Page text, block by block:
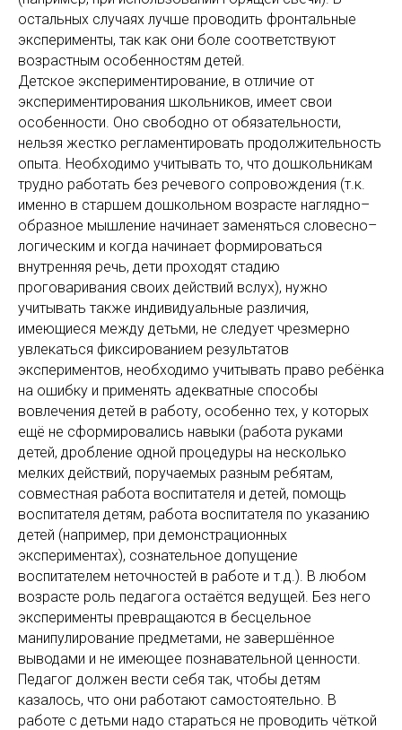
остальных случаях лучше проводить фронтальные
эксперименты, так как они боле соответствуют
возрастным особенностям детей.
Детское экспериментирование, в отличие от
экспериментирования школьников, имеет свои
особенности. Оно свободно от обязательности,
нельзя жестко регламентировать продолжительность
опыта. Необходимо учитывать то, что дошкольникам
трудно работать без речевого сопровождения (т.к.
именно в старшем дошкольном возрасте наглядно–
образное мышление начинает заменяться словесно–
логическим и когда начинает формироваться
внутренняя речь, дети проходят стадию
проговаривания своих действий вслух), нужно
учитывать также индивидуальные различия,
имеющиеся между детьми, не следует чрезмерно
увлекаться фиксированием результатов
экспериментов, необходимо учитывать право ребёнка
на ошибку и применять адекватные способы
вовлечения детей в работу, особенно тех, у которых
ещё не сформировались навыки (работа руками
детей, дробление одной процедуры на несколько
мелких действий, поручаемых разным ребятам,
совместная работа воспитателя и детей, помощь
воспитателя детям, работа воспитателя по указанию
детей (например, при демонстрационных
экспериментах), сознательное допущение
воспитателем неточностей в работе и т.д.). В любом
возрасте роль педагога остаётся ведущей. Без него
эксперименты превращаются в бесцельное
манипулирование предметами, не завершённое
выводами и не имеющее познавательной ценности.
Педагог должен вести себя так, чтобы детям
казалось, что они работают самостоятельно. В
работе с детьми надо стараться не проводить чёткой